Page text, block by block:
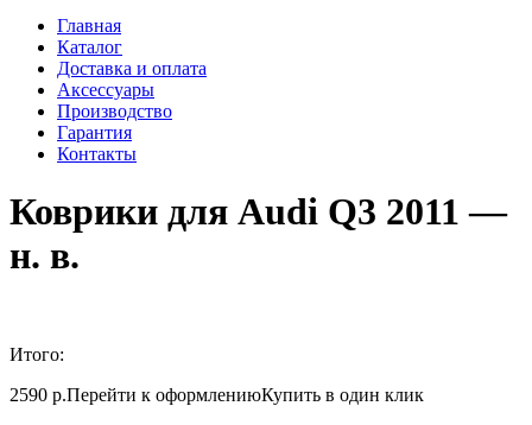
Главная
Каталог
Доставка и оплата
Аксессуары
Производство
Гарантия
Контакты
Коврики для Audi Q3 2011 —
н. в.
Итого:
2590 р.Перейти к оформлениюКупить в один клик